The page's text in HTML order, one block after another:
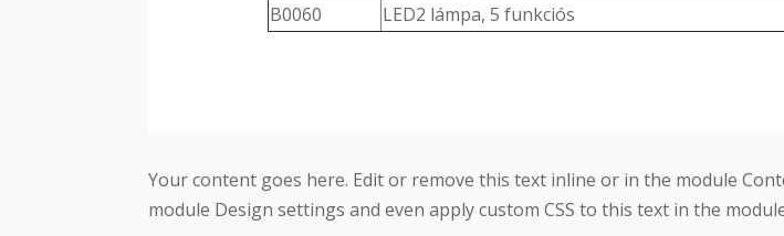
B0060
LED2 lámpa, 5 funkciós
Your content goes here. Edit or remove this text inline or in the module
module Design settings and even apply custom CSS to this text in the